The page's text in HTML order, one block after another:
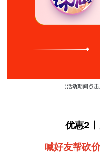
（活动期间点
优惠2
喊好友帮砍